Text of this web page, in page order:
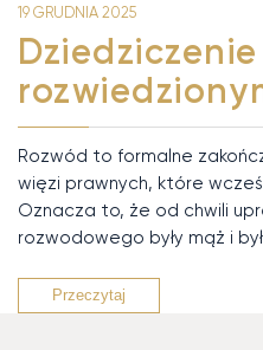
19 GRUDNIA 2025
Rozwód to formalne
więzi prawnych, które
Oznacza to, że od chwili
rozwodowego były mąż i
Przeczytaj